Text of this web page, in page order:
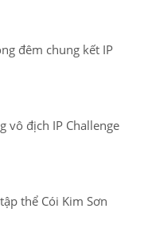
đêm chung kết IP
vô địch IP Challenge
thể Cói Kim Sơn